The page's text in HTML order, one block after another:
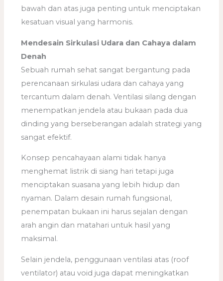
bawah dan atas juga penting untuk menciptakan
kesatuan visual yang harmonis.
Mendesain Sirkulasi Udara dan Cahaya dalam
Denah
Sebuah rumah sehat sangat bergantung pada
perencanaan sirkulasi udara dan cahaya yang
tercantum dalam denah. Ventilasi silang dengan
menempatkan jendela atau bukaan pada dua
dinding yang berseberangan adalah strategi yang
sangat efektif.
Konsep pencahayaan alami tidak hanya
menghemat listrik di siang hari tetapi juga
menciptakan suasana yang lebih hidup dan
nyaman. Dalam desain rumah fungsional,
penempatan bukaan ini harus sejalan dengan
arah angin dan matahari untuk hasil yang
maksimal.
Selain jendela, penggunaan ventilasi atas (roof
ventilator) atau void juga dapat meningkatkan